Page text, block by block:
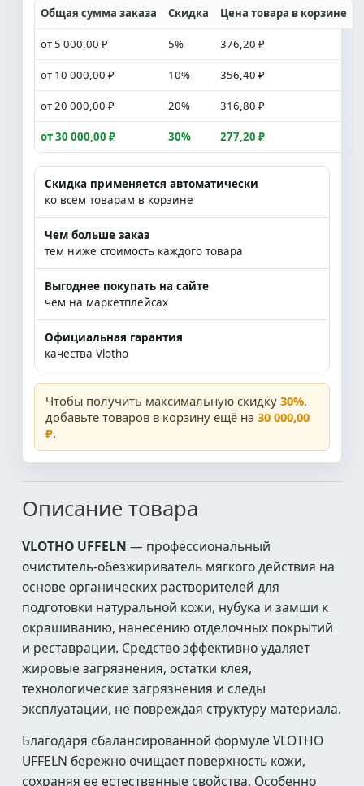
Общая сумма заказа Скидка Цена товара в корзине
от 5 000,00 ₽ 5% 376,20 ₽
от 10 000,00 ₽ 10% 356,40 ₽
от 20 000,00 ₽ 20% 316,80 ₽
от 30 000,00 ₽ 30% 277,20 ₽
Скидка применяется автоматически
ко всем товарам в корзине
Чем больше заказ
тем ниже стоимость каждого товара
Выгоднее покупать на сайте
чем на маркетплейсах
Официальная гарантия
качества Vlotho
Чтобы получить максимальную скидку 30%,
добавьте товаров в корзину ещё на 30 000,00
₽.
Описание товара
VLOTHO UFFELN — профессиональный
очиститель-обезжириватель мягкого действия на
основе органических растворителей для
подготовки натуральной кожи, нубука и замши к
окрашиванию, нанесению отделочных покрытий
и реставрации. Средство эффективно удаляет
жировые загрязнения, остатки клея,
технологические загрязнения и следы
эксплуатации, не повреждая структуру материала.
Благодаря сбалансированной формуле VLOTHO
UFFELN бережно очищает поверхность кожи,
сохраняя ее естественные свойства. Особенно